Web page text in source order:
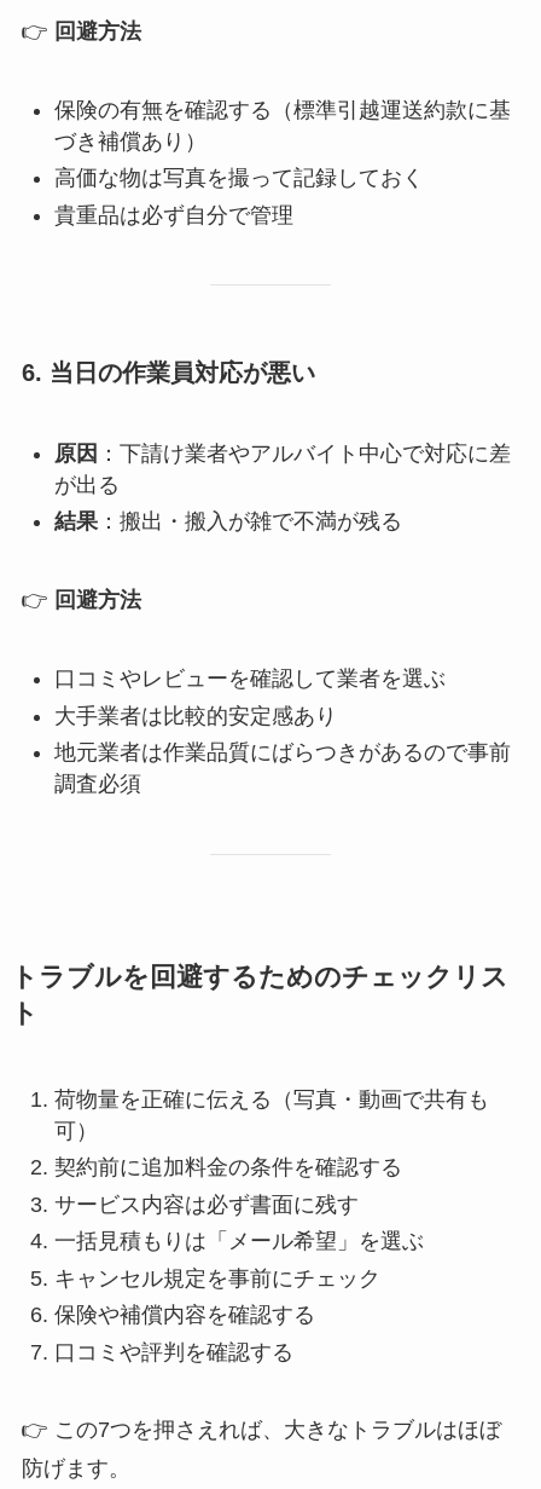
👉 回避方法
保険の有無を確認する（標準引越運送約款に基
づき補償あり）
高価な物は写真を撮って記録しておく
貴重品は必ず自分で管理
6. 当日の作業員対応が悪い
原因 ：下請け業者やアルバイト中心で対応に差
が出る
結果：搬出・搬入が雑で不満が残る
👉 回避方法
口コミやレビューを確認して業者を選ぶ
大手業者は比較的安定感あり
地元業者は作業品質にばらつきがあるので事前
調査必須
トラブルを回避するためのチェックリス
ト
荷物量を正確に伝える（写真・動画で共有も
可）
契約前に追加料金の条件を確認する
サービス内容は必ず書面に残す
一括見積もりは「メール希望」を選ぶ
キャンセル規定を事前にチェック
保険や補償内容を確認する
口コミや評判を確認する
👉 この7つを押さえれば、大きなトラブルはほぼ
防げます。